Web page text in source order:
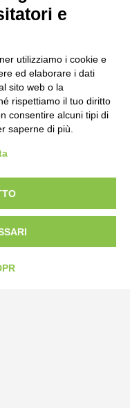
CN
e
utilizziamo i cookie e
ed elaborare i dati
sito web o la
rispettiamo il tuo diritto
consentire alcuni tipi di
saperne di più.